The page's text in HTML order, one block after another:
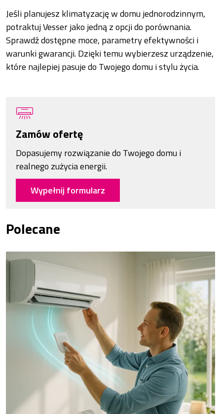
Jeśli planujesz klimatyzację w domu jednorodzinnym,
potraktuj Vesser jako jedną z opcji do porównania.
Sprawdź dostępne moce, parametry efektywności i
warunki gwarancji. Dzięki temu wybierzesz urządzenie,
które najlepiej pasuje do Twojego domu i stylu życia.
Zamów ofertę
Dopasujemy rozwiązanie do Twojego domu i
realnego zużycia energii.
Wypełnij formularz
Polecane